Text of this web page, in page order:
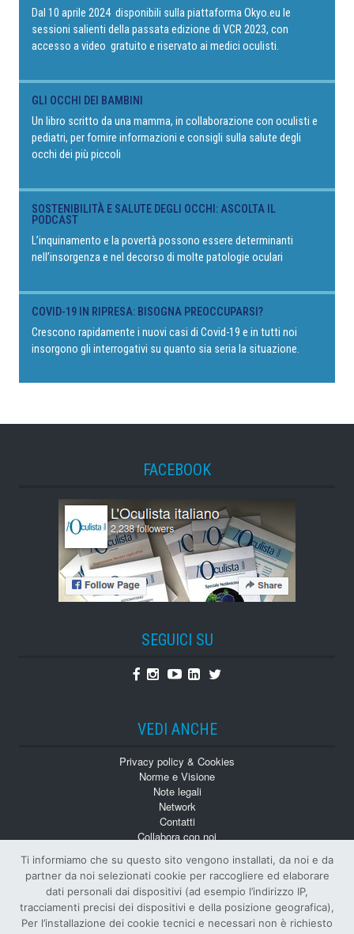
Dal 10 aprile 2024 disponibili sulla piattaforma Okyo.eu le
sessioni salienti della passata edizione di VCR 2023, con
accesso a video gratuito e riservato ai medici oculisti.
GLI OCCHI DEI BAMBINI
Un libro scritto da una mamma, in collaborazione con oculisti e
pediatri, per fornire informazioni e consigli sulla salute degli
occhi dei più piccoli
SOSTENIBILITÀ E SALUTE DEGLI OCCHI: ASCOLTA IL
PODCAST
L’inquinamento e la povertà possono essere determinanti
nell’insorgenza e nel decorso di molte patologie oculari
COVID-19 IN RIPRESA: BISOGNA PREOCCUPARSI?
Crescono rapidamente i nuovi casi di Covid-19 e in tutti noi
insorgono gli interrogativi su quanto sia seria la situazione.
FACEBOOK
SEGUICI SU
Facebook
Instagram
YoutubeLinkedin
Twitter
VEDI ANCHE
Privacy policy & Cookies
Norme e Visione
Note legali
Network
Contatti
Collabora con noi
Numeri Arretrati
Ti informiamo che su questo sito vengono installati, da noi e da
partner da noi selezionati cookie per raccogliere ed elaborare
dati personali dai dispositivi (ad esempio l’indirizzo IP,
tracciamenti precisi dei dispositivi e della posizione geografica),
Per l’installazione dei cookie tecnici e necessari non è richiesto